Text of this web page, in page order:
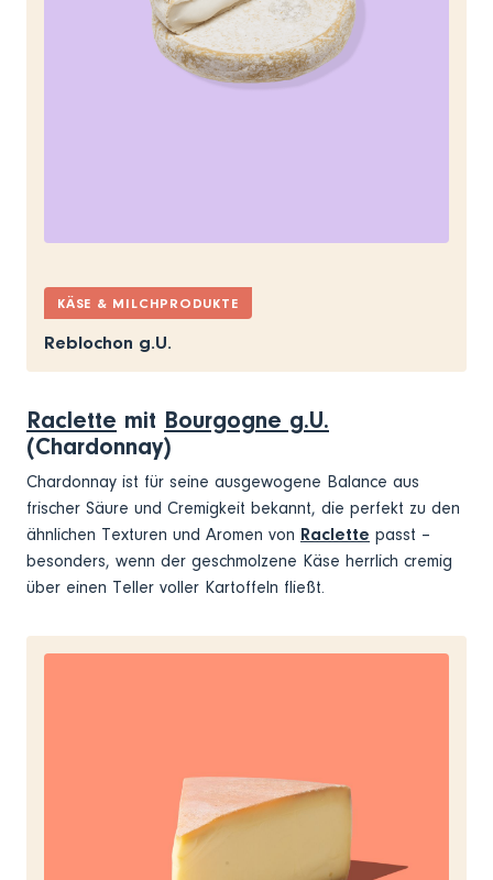
KÄSE & MILCHPRODUKTE
Reblochon g.U.
Raclette mit Bourgogne g.U.
(Chardonnay)
Chardonnay ist für seine ausgewogene Balance aus
frischer Säure und Cremigkeit bekannt, die perfekt zu den
ähnlichen Texturen und Aromen von Raclette passt –
besonders, wenn der geschmolzene Käse herrlich cremig
über einen Teller voller Kartoffeln fließt.